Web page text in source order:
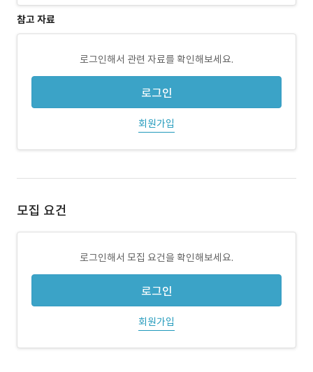
참고 자료
로그인해서 관련 자료를 확인해보세요.
로그인
회원가입
모집 요건
로그인해서 모집 요건을 확인해보세요.
로그인
회원가입